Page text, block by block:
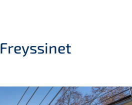
Freyssinet